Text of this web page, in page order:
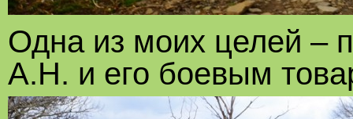
Одна из моих целей –
А.Н. и его боевым